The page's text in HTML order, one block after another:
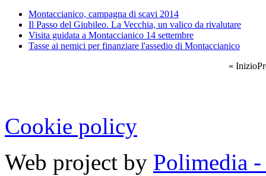
Montaccianico, campagna di scavi 2014
Il Passo del Giubileo. La Vecchia, un valico da rivalutare
Visita guidata a Montaccianico 14 settembre
Tasse ai nemici per finanziare l'assedio di Montaccianico
« Inizio
Cookie policy
Web project by Polimedia